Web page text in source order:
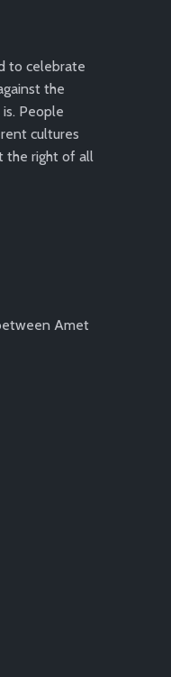
to celebrate
the
People
cultures
the right of all
Amet